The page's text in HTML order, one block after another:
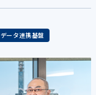
データ連携基盤